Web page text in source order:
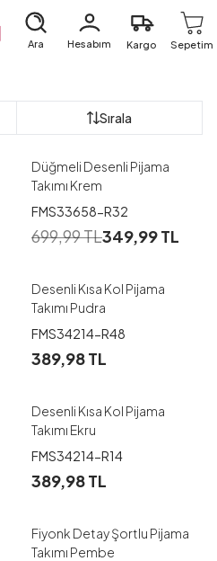
Ara Hesabım Kargo Sepetim
Sırala
M XXL
Düğmeli Desenli Pijama
Takımı Krem
FMS33658-R32
699,99TL349,99TL
M L XL XXL
Desenli Kısa Kol Pijama
Takımı Pudra
FMS34214-R48
389,98TL
M L
Desenli Kısa Kol Pijama
Takımı Ekru
FMS34214-R14
389,98TL
M L
Fiyonk Detay Şortlu Pijama
Takımı Pembe